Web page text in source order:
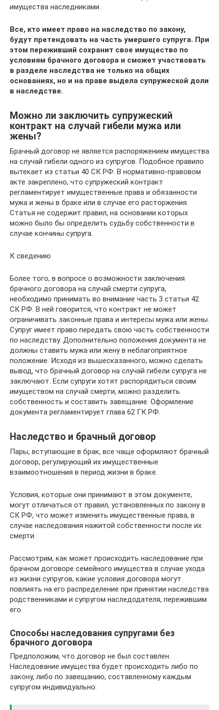
имущества наследниками.
Все, кто имеет право на наследство по закону,
будут претендовать на часть умершего супруга. При
этом переживший сохранит свое имущество по
условиям брачного договора и сможет участвовать
в разделе наследства не только на общих
основаниях, но и на праве выдела супружеской доли
в наследстве.
Можно ли заключить супружеский
контракт на случай гибели мужа или
жены?
Брачный договор не является распоряжением имущества
на случай гибели одного из супругов. Подобное правило
вытекает из статьи 40 СК РФ. В нормативно-правовом
акте закреплено, что супружеский контракт
регламентирует имущественные права и обязанности
мужа и жены в браке или в случае его расторжения.
Статья не содержит правил, на основании которых
можно было бы определить судьбу собственности в
случае кончины супруга.
К сведению
Более того, в вопросе о возможности заключения
брачного договора на случай смерти супруга,
необходимо принимать во внимание часть 3 статьи 42
СК РФ. В ней говорится, что контракт не может
ограничивать законные права и интересы мужа или жены.
Супруг имеет право передать свою часть собственности
по наследству. Дополнительно положения документа не
должны ставить мужа или жену в неблагоприятное
положение. Исходя из вышесказанного, можно сделать
вывод, что брачный договор на случай гибели супруга не
заключают. Если супруги хотят распорядиться своим
имуществом на случай смерти, можно разделить
собственность и составить завещание. Оформление
документа регламентирует глава 62 ГК РФ.
Наследство и брачный договор
Пары, вступающие в брак, все чаще оформляют брачный
договор, регулирующий их имущественные
взаимоотношения в период жизни в браке.
Условия, которые они принимают в этом документе,
могут отличаться от правил, установленных по закону в
СК РФ, что может изменить имущественные права, в
случае наследования нажитой собственности после их
смерти.
Рассмотрим, как может происходить наследование при
брачном договоре семейного имущества в случае ухода
из жизни супругов, какие условия договора могут
повлиять на его распределение при принятии наследства
родственниками и супругом наследодателя, пережившим
его.
Способы наследования супругами без
брачного договора
Предположим, что договор не был составлен.
Наследование имущества будет происходить либо по
закону, либо по завещанию, составленному каждым
супругом индивидуально: